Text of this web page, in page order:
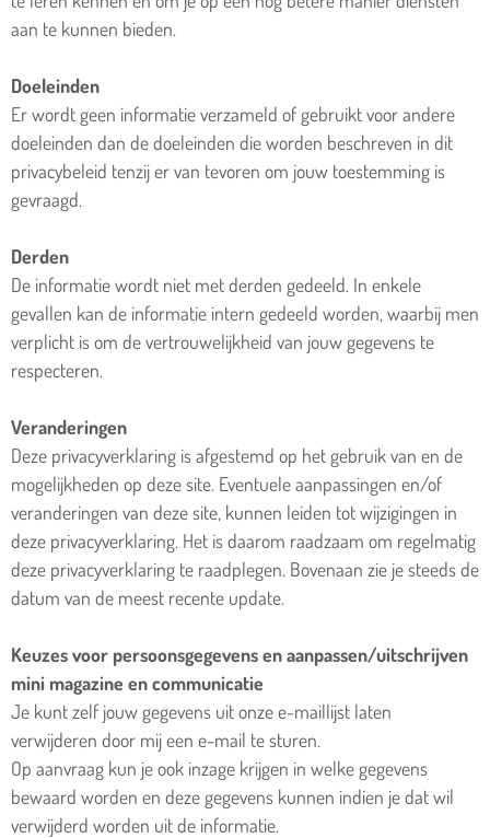
aan te kunnen bieden.
Doeleinden
Er wordt geen informatie verzameld of gebruikt voor andere
doeleinden dan de doeleinden die worden beschreven in dit
privacybeleid tenzij er van tevoren om jouw toestemming is
gevraagd.
Derden
De informatie wordt niet met derden gedeeld. In enkele
gevallen kan de informatie intern gedeeld worden, waarbij men
verplicht is om de vertrouwelijkheid van jouw gegevens te
respecteren.
Veranderingen
Deze privacyverklaring is afgestemd op het gebruik van en de
mogelijkheden op deze site. Eventuele aanpassingen en/of
veranderingen van deze site, kunnen leiden tot wijzigingen in
deze privacyverklaring. Het is daarom raadzaam om regelmatig
deze privacyverklaring te raadplegen. Bovenaan zie je steeds de
datum van de meest recente update.
Keuzes voor persoonsgegevens en aanpassen/uitschrijven
mini magazine en communicatie
Je kunt zelf jouw gegevens uit onze e-maillijst laten
verwijderen door mij een e-mail te sturen.
Op aanvraag kun je ook inzage krijgen in welke gegevens
bewaard worden en deze gegevens kunnen indien je dat wil
verwijderd worden uit de informatie.